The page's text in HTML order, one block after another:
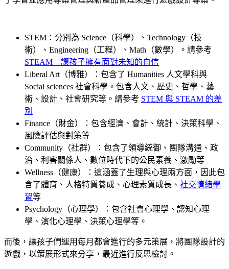
STEM：分別為 Science（科學）、Technology（技
術）、Engineering（工程）、Math（數學）。請參考
STEAM – 讓孩子擁有面對未知的自信
Liberal Art（博雅）：包含了 Humanities 人文學科與
Social sciences 社會科學。包含人文、歷史、哲學、藝
術、設計、社會研究等。請參考 STEM 與 STEAM 的差
別
Finance（財金）：包含經濟、會計、統計、決策科學、
風險評估與對策等
Community（社群）：包含了領導統御、團隊溝通、政
治、利害關係人、數位時代下的公民素養、激勵等
Wellness（健康）：這涵蓋了生理與心理兩方面，因此包
含了體育、人格特質養成、心理素質成長、 社交情緒學
習等
Psychology（心理學）：包含社會心理學、認知心理
學、演化心理學、決策心理學等。
而後，讓孩子們運用每月都會進行的多元策展，將團隊設計的
遊戲，以策展形式來分享，最近進行反思檢討。